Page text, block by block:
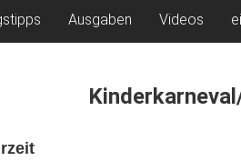
Ausgaben Videos